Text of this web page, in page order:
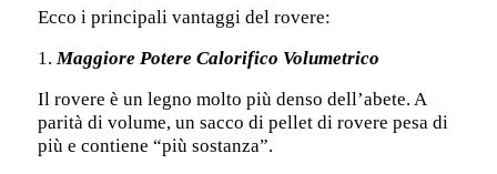
Ecco i principali vantaggi del rovere:
1.Maggiore Potere Calorifico Volumetrico
Il rovere è un legno molto più denso dell’abete. A
parità di volume, un sacco di pellet di rovere pesa di
più e contiene “più sostanza”.